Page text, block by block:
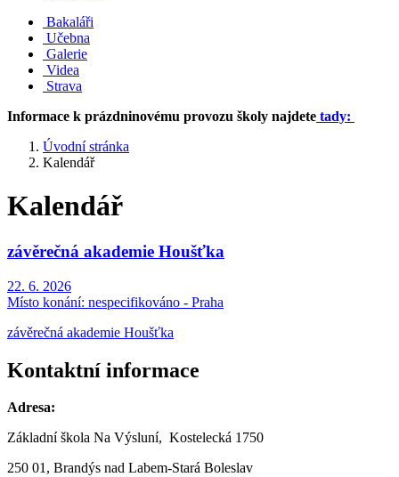
Bakaláři
Učebna
Galerie
Videa
Strava
Informace k prázdninovému provozu školy najdete tady:
Úvodní stránka
Kalendář
Kalendář
závěrečná akademie Houšťka
22. 6. 2026
Místo konání: nespecifikováno - Praha
závěrečná akademie Houšťka
Kontaktní informace
Adresa:
Základní škola Na Výsluní, Kostelecká 1750
250 01, Brandýs nad Labem-Stará Boleslav